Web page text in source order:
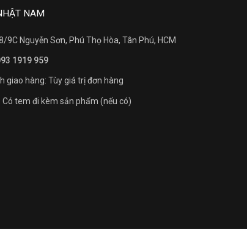
NAM
9C Nguyễn Sơn, Phú Thọ Hòa, Tân Phú, HCM
1919 959
giao hàng: Tùy giá trị đơn hàng
Có tem đi kèm sản phẩm (nếu có)